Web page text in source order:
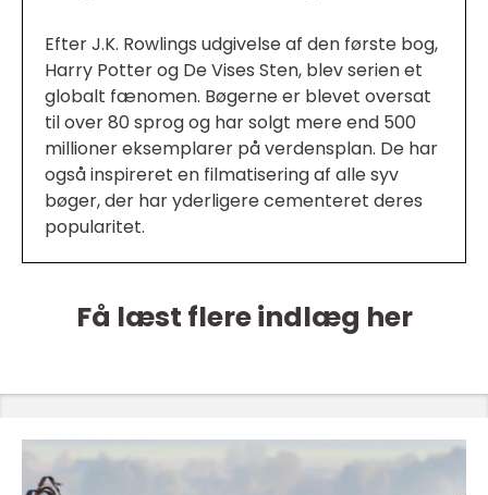
Efter J.K. Rowlings udgivelse af den første bog,
Harry Potter og De Vises Sten, blev serien et
globalt fænomen. Bøgerne er blevet oversat
til over 80 sprog og har solgt mere end 500
millioner eksemplarer på verdensplan. De har
også inspireret en filmatisering af alle syv
bøger, der har yderligere cementeret deres
popularitet.
Få læst flere indlæg her